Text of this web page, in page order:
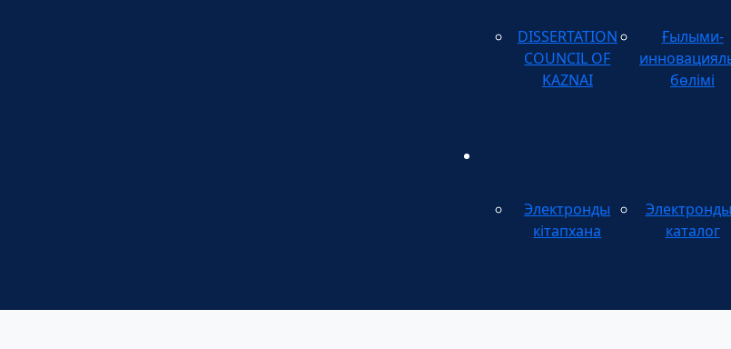
DISSERTATION
COUNCIL OF
KAZNAI
Ғылыми-
бөлімі
Электронды
кітапхана
каталог